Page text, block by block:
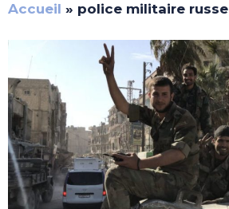
Accueil » police militaire russe